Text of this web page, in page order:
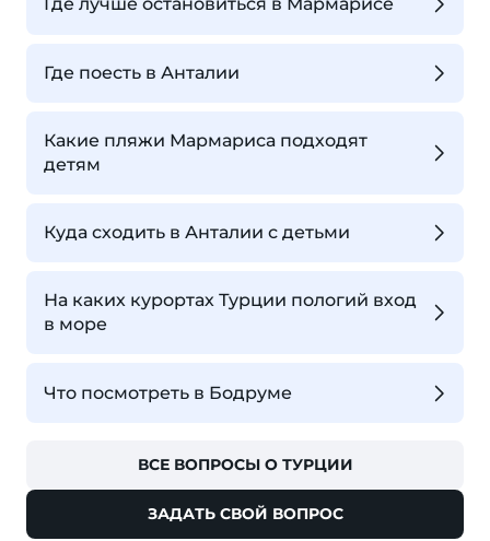
Где лучше остановиться в Мармарисе
Где поесть в Анталии
Какие пляжи Мармариса подходят
детям
Куда сходить в Анталии с детьми
На каких курортах Турции пологий вход
в море
Что посмотреть в Бодруме
ВСЕ ВОПРОСЫ О ТУРЦИИ
ЗАДАТЬ СВОЙ ВОПРОС